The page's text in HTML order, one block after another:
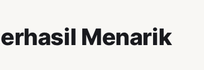
Menarik